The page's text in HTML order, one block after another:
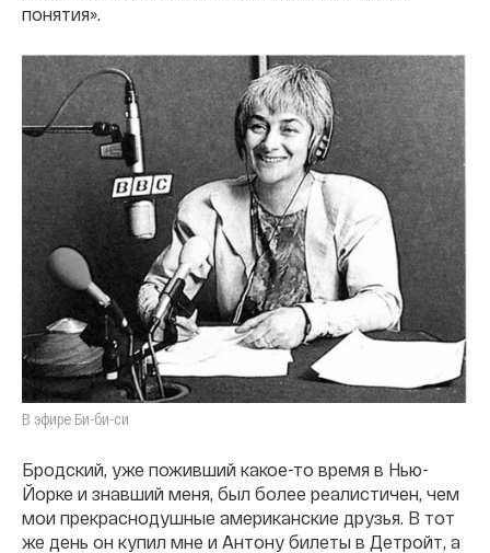
понятия».
В эфире Би-би-си
Бродский, уже поживший какое-то время в Нью-
Йорке и знавший меня, был более реалистичен, чем
мои прекраснодушные американские друзья. В тот
же день он купил мне и Антону билеты в Детройт, а